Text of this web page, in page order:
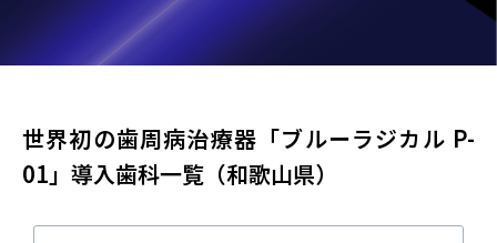
世界初の歯周病治療器「ブルーラジカル P-
01」導入歯科一覧（和歌山県）